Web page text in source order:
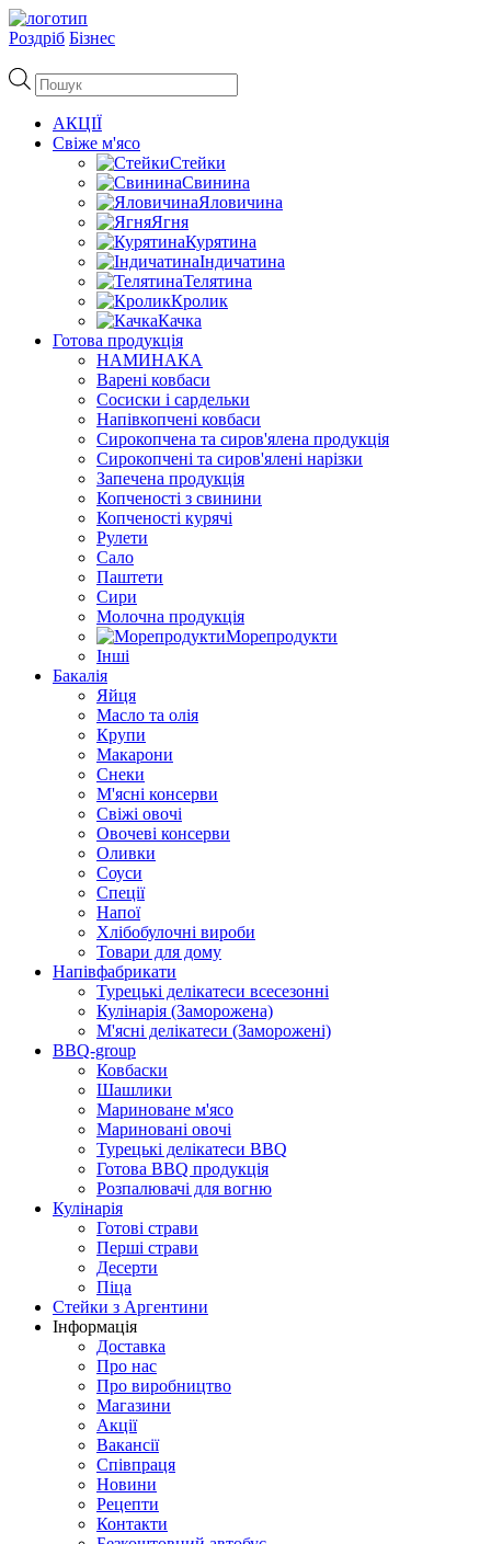
Роздріб Бізнес
Пошук
товарів
АКЦІЇ
Свіже м'ясо
Стейки
Свинина
Яловичина
Ягня
Курятина
Індичатина
Телятина
Кролик
Качка
Готова продукція
НАМИНАКА
Варені ковбаси
Сосиски і сардельки
Напівкопчені ковбаси
Сирокопчена та сиров'ялена продукція
Сирокопчені та сиров'ялені нарізки
Запечена продукція
Копченості з свинини
Копченості курячі
Рулети
Сало
Паштети
Сири
Молочна продукція
Морепродукти
Інші
Бакалія
Яйця
Масло та олія
Крупи
Макарони
Снеки
М'ясні консерви
Свіжі овочі
Овочеві консерви
Оливки
Соуси
Спеції
Напої
Хлібобулочні вироби
Товари для дому
Напівфабрикати
Турецькі делікатеси всесезонні
Кулінарія (Заморожена)
М'ясні делікатеси (Заморожені)
BBQ-group
Ковбаски
Шашлики
Мариноване м'ясо
Мариновані овочі
Турецькі делікатеси BBQ
Готова BBQ продукція
Розпалювачі для вогню
Кулінарія
Готові страви
Перші страви
Десерти
Піца
Стейки з Аргентини
Інформація
Доставка
Про нас
Про виробництво
Магазини
Акції
Вакансії
Співпраця
Новини
Рецепти
Контакти